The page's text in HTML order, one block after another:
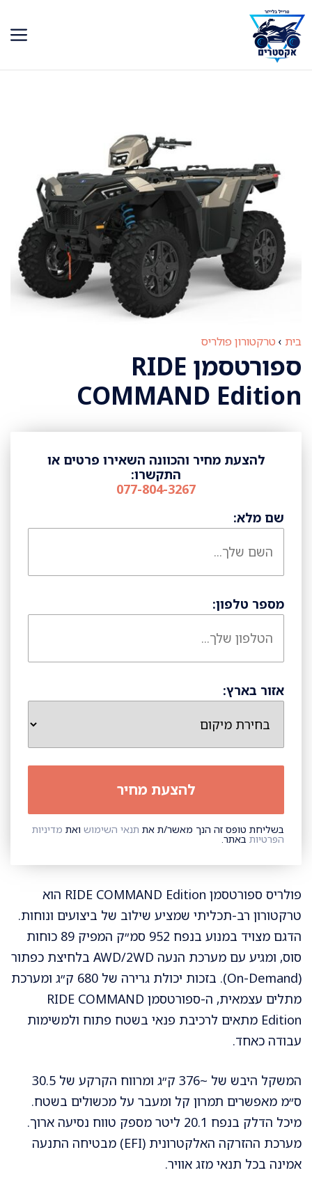
לדלג
לתוכן
בית › טרקטורון פולריס
ספורטסמן RIDE
COMMAND Edition
להצעת מחיר והכוונה השאירו פרטים או
התקשרו:
077-804-3267
שם מלא:
מספר טלפון:
אזור בארץ:
בשליחת טופס זה הנך מאשר/ת את תנאי השימוש ואת מדיניות
הפרטיות באתר.
פולריס ספורטסמן RIDE COMMAND Edition הוא
טרקטורון רב-תכליתי שמציע שילוב של ביצועים ונוחות.
הדגם מצויד במנוע בנפח 952 סמ״ק המפיק 89 כוחות
סוס, ומגיע עם מערכת הנעה AWD/2WD בלחיצת כפתור
(On-Demand). בזכות יכולת גרירה של 680 ק״ג ומערכת
מתלים עצמאית, ה-ספורטסמן RIDE COMMAND
Edition מתאים לרכיבת פנאי בשטח פתוח ולמשימות
עבודה כאחד.
המשקל היבש של ~376 ק״ג ומרווח הקרקע של 30.5
ס״מ מאפשרים תמרון קל ומעבר על מכשולים בשטח.
מיכל הדלק בנפח 20.1 ליטר מספק טווח נסיעה ארוך.
מערכת ההזרקה האלקטרונית (EFI) מבטיחה התנעה
אמינה בכל תנאי מזג אוויר.